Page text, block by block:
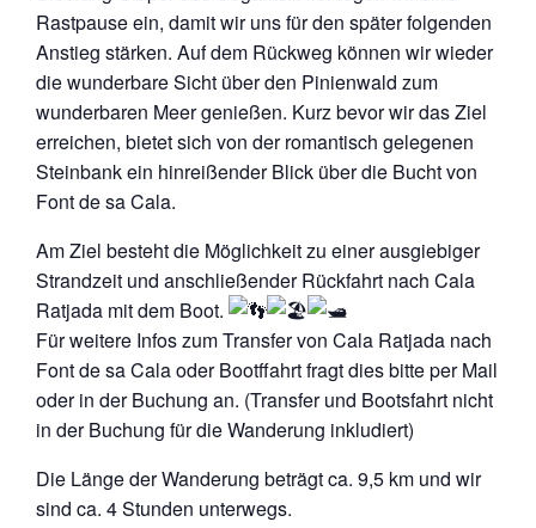
Rastpause ein, damit wir uns für den später folgenden
Anstieg stärken. Auf dem Rückweg können wir wieder
die wunderbare Sicht über den Pinienwald zum
wunderbaren Meer genießen. Kurz bevor wir das Ziel
erreichen, bietet sich von der romantisch gelegenen
Steinbank ein hinreißender Blick über die Bucht von
Font de sa Cala.
Am Ziel besteht die Möglichkeit zu einer ausgiebiger
Strandzeit und anschließender Rückfahrt nach Cala
Ratjada mit dem Boot.
Für weitere Infos zum Transfer von Cala Ratjada nach
Font de sa Cala oder Bootffahrt fragt dies bitte per Mail
oder in der Buchung an. (Transfer und Bootsfahrt nicht
in der Buchung für die Wanderung inkludiert)
Die Länge der Wanderung beträgt ca. 9,5 km und wir
sind ca. 4 Stunden unterwegs.